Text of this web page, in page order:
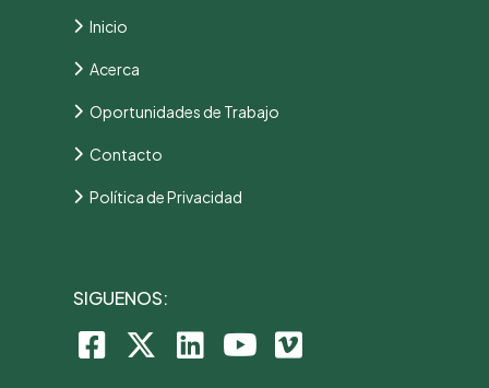
Inicio
Acerca
Oportunidades de Trabajo
Contacto
Política de Privacidad
SIGUENOS: